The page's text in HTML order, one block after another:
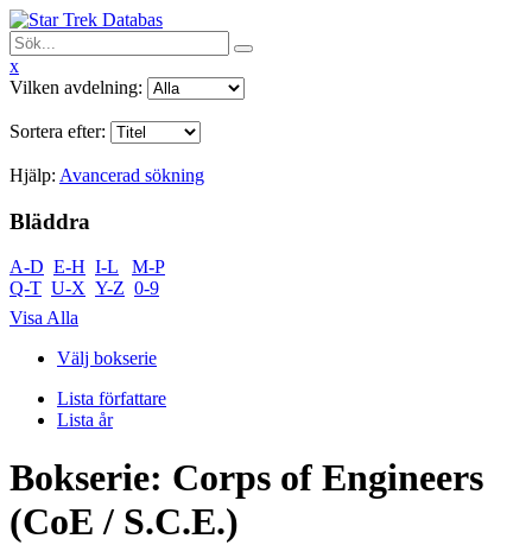
x
Vilken avdelning:
Sortera efter:
Hjälp: Avancerad sökning
Bläddra
A-D E-H I-L
M-P
Q-T U-X Y-Z 0-9
Visa Alla
Välj bokserie
Lista författare
Lista år
Bokserie: Corps of Engineers
(CoE / S.C.E.)